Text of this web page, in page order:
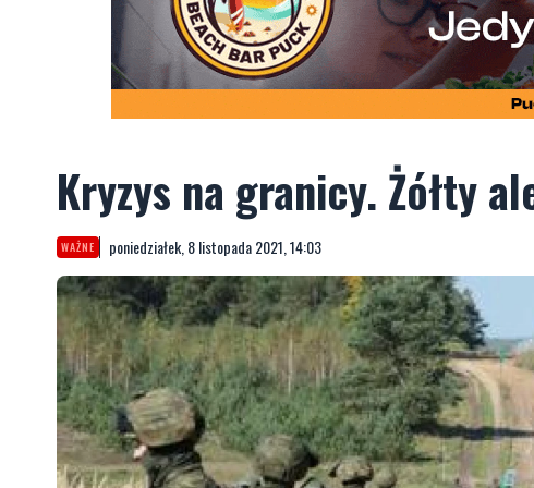
Kryzys na granicy. Żółty
WAŻNE poniedziałek, 8 listopada 2021, 14:03